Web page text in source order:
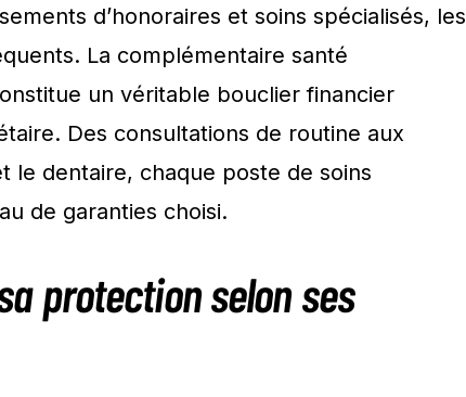
d’honoraires et soins spécialisés, les
La complémentaire santé
un véritable bouclier financier
Des consultations de routine aux
le dentaire, chaque poste de soins
de garanties choisi.
protection selon ses